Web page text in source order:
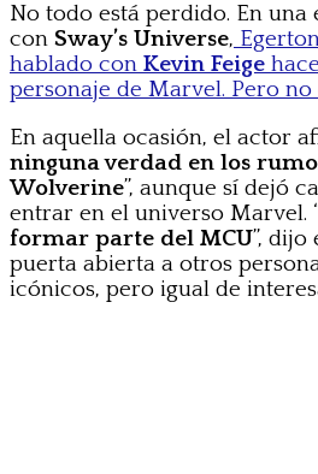
No todo está perdido. En una
con Sway’s Universe,
hablado con Kevin Feige
personaje de Marvel. Pero
En aquella ocasión, el actor
ninguna verdad en los
Wolverine”, aunque sí dejó
entrar en el universo Marvel.
formar parte del MCU”, dijo
puerta abierta a otros
icónicos, pero igual de